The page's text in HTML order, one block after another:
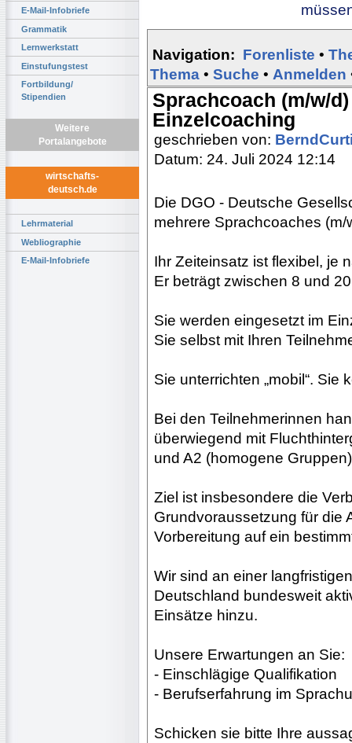
E-Mail-Infobriefe
Grammatik
Lernwerkstatt
Einstufungstest
Fortbildung/
Stipendien
Weitere
Portalangebote
wirtschafts-
deutsch.de
Lehrmaterial
Webliographie
E-Mail-Infobriefe
Navigation: Forenliste •
Thema • Suche • Anmelden
Sprachcoach (m/w/
Einzelcoaching
geschrieben von:
Datum: 24. Juli 2024 12:14
Die DGO - Deutsche
mehrere Sprachcoaches
Ihr Zeiteinsatz ist flexibel, je
Er beträgt zwischen 8 und
Sie werden eingesetzt im
Sie selbst mit Ihren
Sie unterrichten „mobil“. Sie
Bei den Teilnehmerinnen
überwiegend mit
und A2 (homogene
Ziel ist insbesondere die
Grundvoraussetzung für die
Vorbereitung auf ein
Wir sind an einer
Deutschland bundesweit
Einsätze hinzu.
Unsere Erwartungen an Sie:
- Einschlägige Qualifikation
- Berufserfahrung im
Schicken sie bitte Ihre